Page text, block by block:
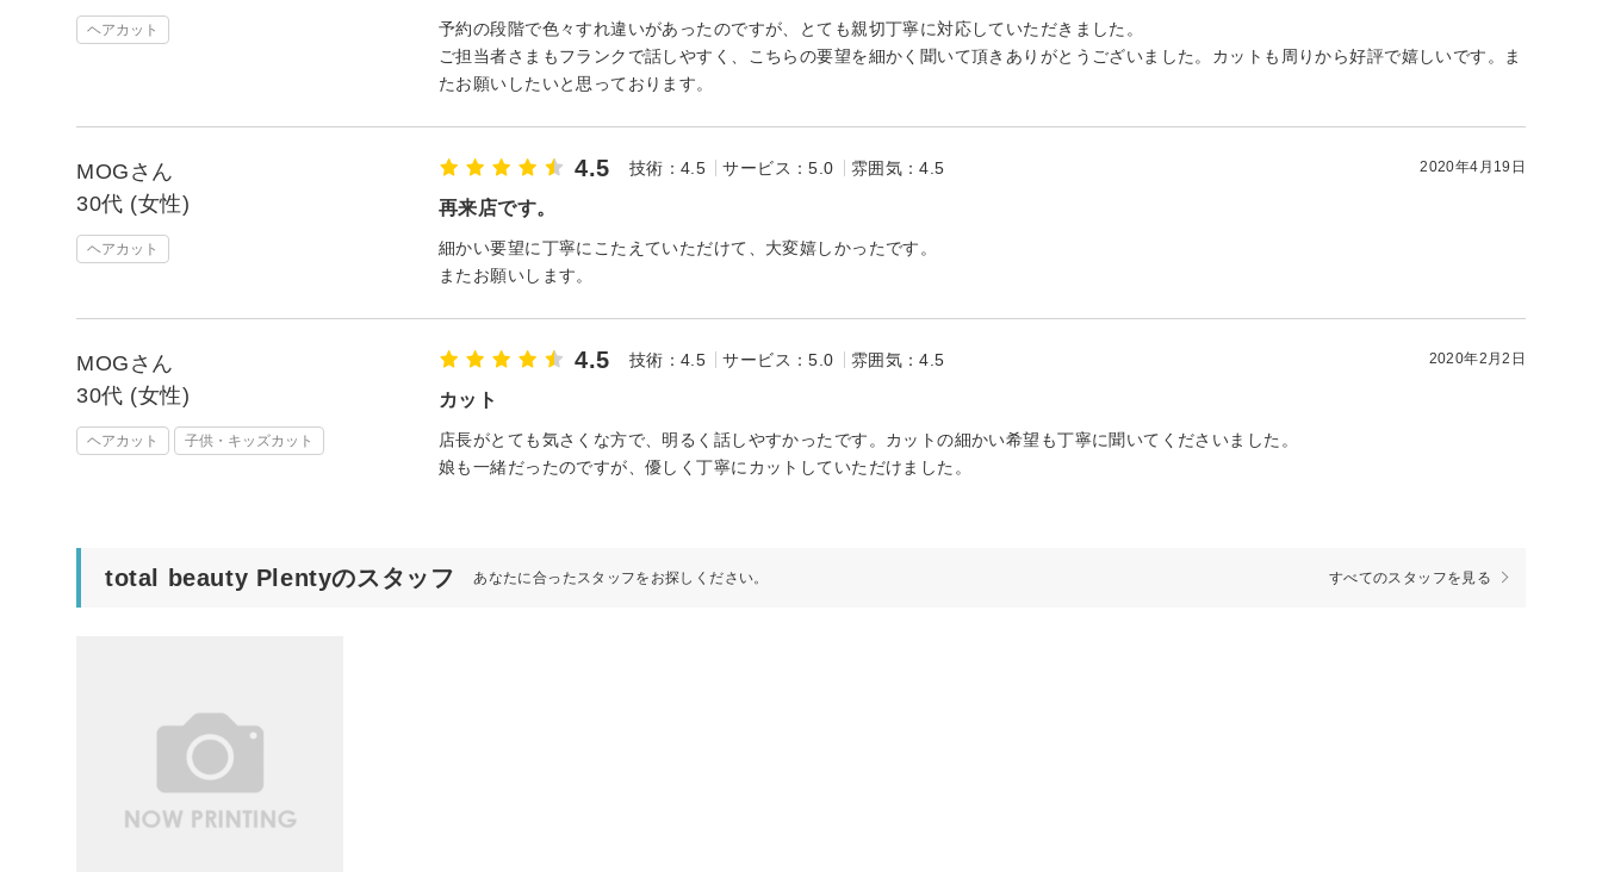
ヘアカット
予約の段階で色々すれ違いがあったのですが、とても親切丁寧に対応していただきました。
ご担当者さまもフランクで話しやすく、こちらの要望を細かく聞いて頂きありがとうございました。カットも周りから好評で嬉しいです。ま
たお願いしたいと思っております。
MOGさん
30代 (女性)
ヘアカット
4.5 技術：4.5 サービス：5.0 雰囲気：4.5 2020年4月19日
再来店です。
細かい要望に丁寧にこたえていただけて、大変嬉しかったです。
またお願いします。
MOGさん
30代 (女性)
ヘアカット 子供・キッズカット
4.5 技術：4.5 サービス：5.0 雰囲気：4.5 2020年2月2日
カット
店長がとても気さくな方で、明るく話しやすかったです。カットの細かい希望も丁寧に聞いてくださいました。
娘も一緒だったのですが、優しく丁寧にカットしていただけました。
total beauty Plentyのスタッフ あなたに合ったスタッフをお探しください。 すべてのスタッフを見る